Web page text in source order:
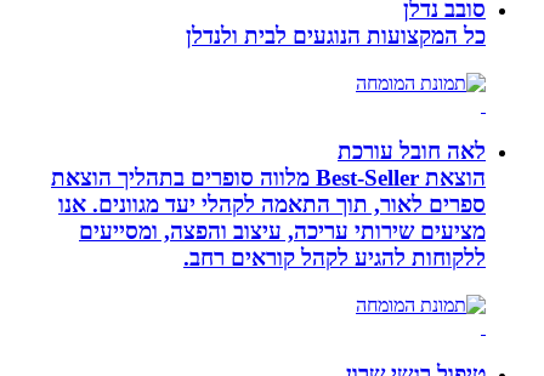
סובב נדלן
כל המקצועות הנוגעים לבית ולנדלן
לאה חובל עורכת
הוצאת Best-Seller מלווה סופרים בתהליך הוצאת
ספרים לאור, תוך התאמה לקהלי יעד מגוונים. אנו
מציעים שירותי עריכה, עיצוב והפצה, ומסייעים
ללקוחות להגיע לקהל קוראים רחב.